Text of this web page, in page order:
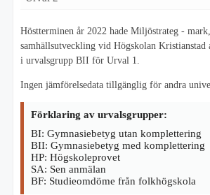
Höstterminen år 2022 hade Miljöstrateg -
samhällsutveckling vid Högskolan Kristianstad
i urvalsgrupp BII för Urval 1.
Ingen jämförelsedata tillgänglig för andra
Förklaring av urvalsgrupper:
BI: Gymnasiebetyg utan komplettering
BII: Gymnasiebetyg med komplettering
HP: Högskoleprovet
SA: Sen anmälan
BF: Studieomdöme från folkhögskola